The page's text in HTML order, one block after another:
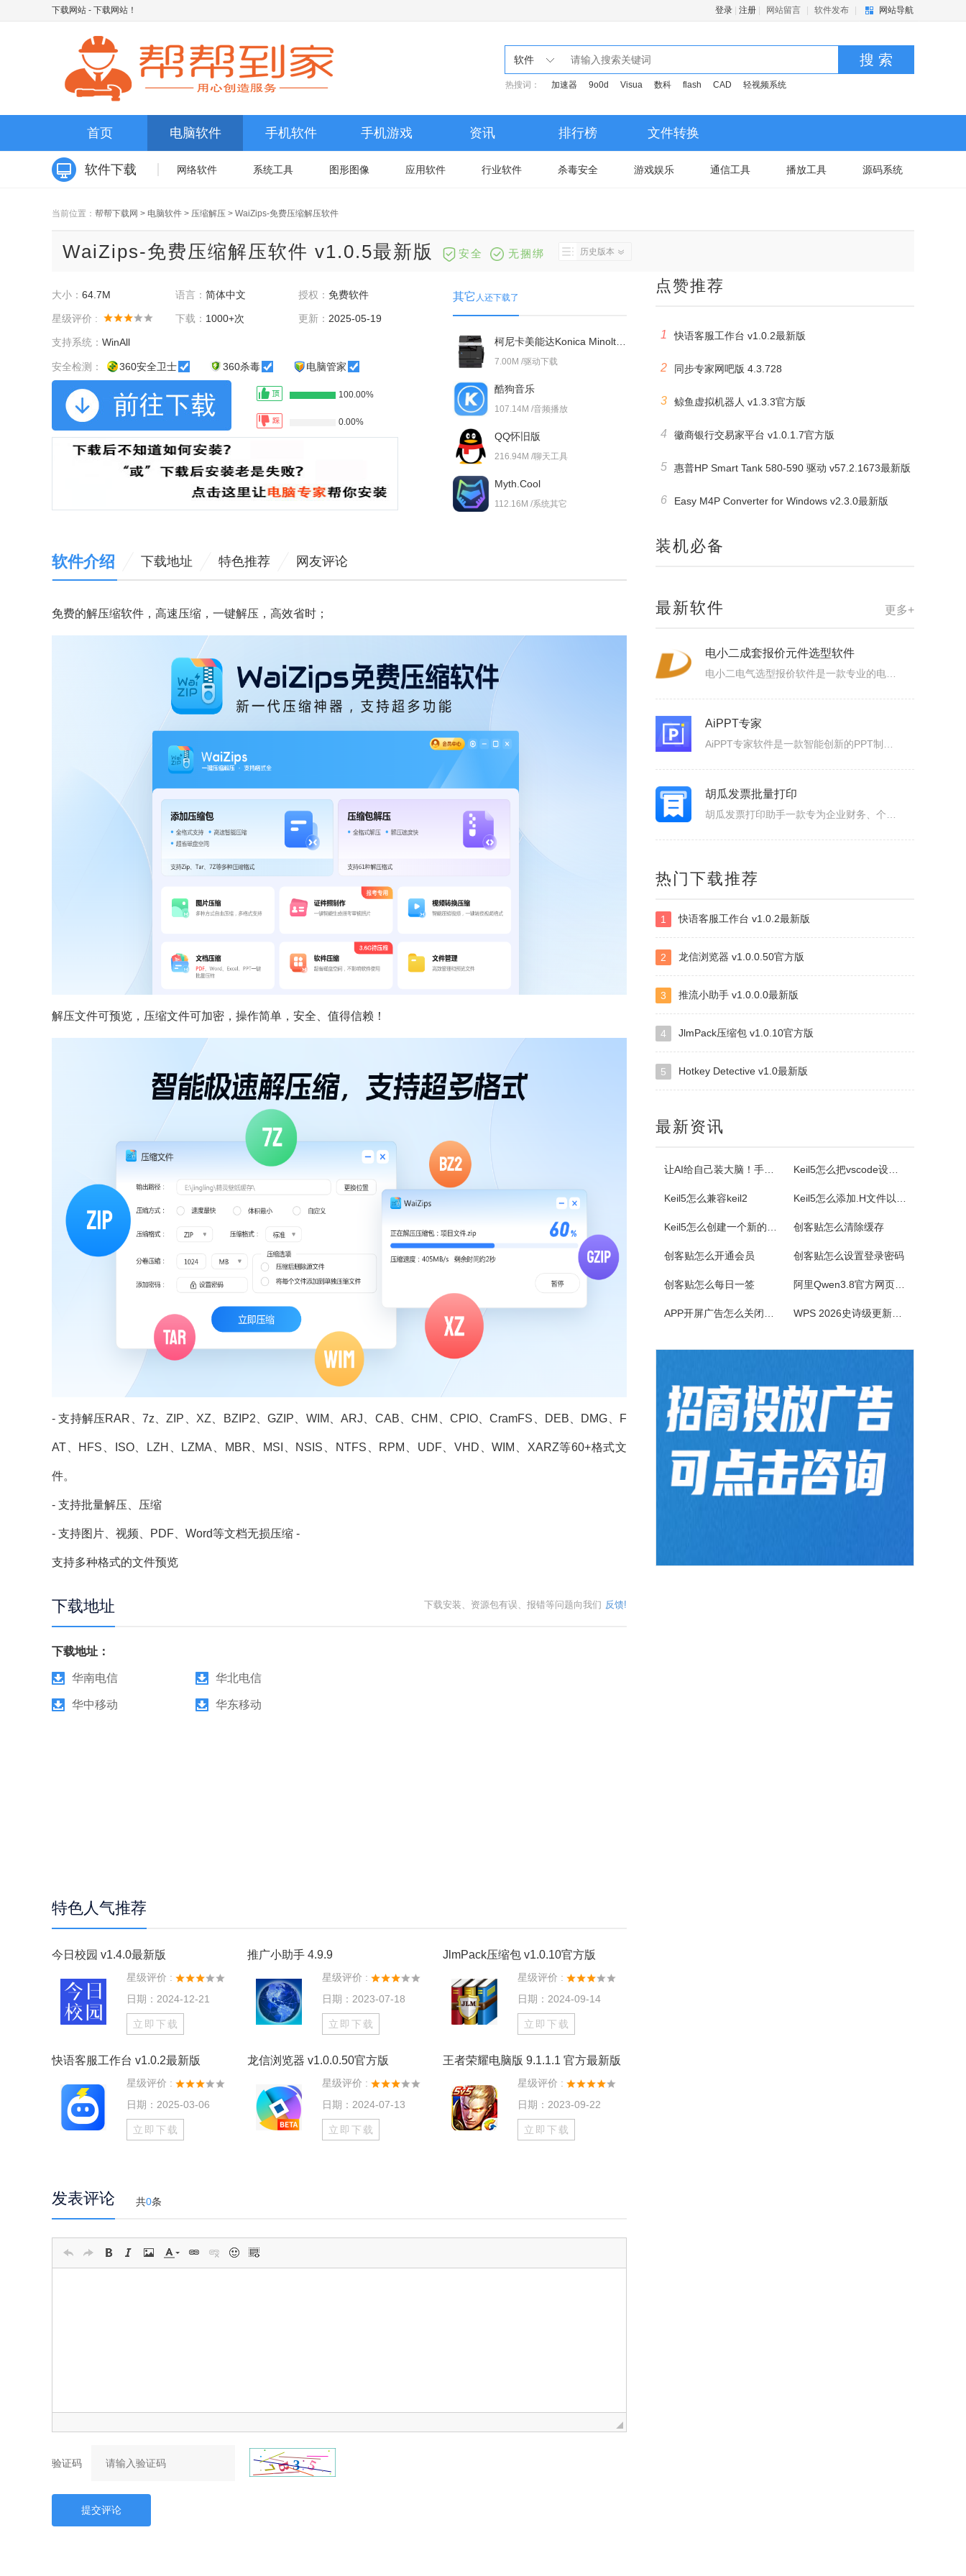
下载网站 - 下载网站！ 登录 注册 网站留言 软件发布 网站导航
软件 搜 索
热搜词： 加速器 9o0d Visua 数科 flash CAD 轻视频系统
首页 电脑软件 手机软件 手机游戏 资讯 排行榜 文件转换
软件下载 网络软件 系统工具 图形图像 应用软件 行业软件 杀毒安全 游戏娱乐 通信工具 播放工具 源码系统
当前位置： 帮帮下载网 > 电脑软件 > 压缩解压 > WaiZips-免费压缩解压软件
WaiZips-免费压缩解压软件 v1.0.5最新版 安全 无捆绑 历史版本
大小： 64.7M 语言： 简体中文 授权：免费软件
星级评价 : 下载： 1000+次 更新： 2025-05-19
支持系统： WinAll
安全检测： 360安全卫士 360杀毒 电脑管家
100.00%
0.00%
其它 人还下载了
7.00M /驱动下载
酷狗音乐
107.14M /音频播放
QQ怀旧版
216.94M /聊天工具
Myth.Cool
112.16M /系统其它
软件介绍 下载地址 特色推荐 网友评论
免费的解压缩软件，高速压缩，一键解压，高效省时；
解压文件可预览，压缩文件可加密，操作简单，安全、值得信赖！
- 支持解压RAR、7z、ZIP、XZ、BZIP2、GZIP、WIM、ARJ、CAB、CHM、CPIO、CramFS、DEB、DMG、F
AT、HFS、ISO、LZH、LZMA、MBR、MSI、NSIS、NTFS、RPM、UDF、VHD、WIM、XARZ等60+格式文
件。
- 支持批量解压、压缩
- 支持图片、视频、PDF、Word等文档无损压缩 -
支持多种格式的文件预览
下载地址 下载安装、资源包有误、报错等问题向我们 反馈!
下载地址：
华南电信 华北电信
华中移动 华东移动
特色人气推荐
今日校园 v1.4.0最新版
星级评价 :
日期：2024-12-21
立即下载
推广小助手 4.9.9
星级评价 :
日期：2023-07-18
立即下载
JlmPack压缩包 v1.0.10官方版
星级评价 :
日期：2024-09-14
立即下载
快语客服工作台 v1.0.2最新版
星级评价 :
日期：2025-03-06
立即下载
龙信浏览器 v1.0.0.50官方版
星级评价 :
日期：2024-07-13
立即下载
王者荣耀电脑版 9.1.1.1 官方最新版
星级评价 :
日期：2023-09-22
立即下载
发表评论 共0条
验证码
提交评论
点赞推荐
1 快语客服工作台 v1.0.2最新版
2 同步专家网吧版 4.3.728
3 鲸鱼虚拟机器人 v1.3.3官方版
4 徽商银行交易家平台 v1.0.1.7官方版
5 惠普HP Smart Tank 580-590 驱动 v57.2.1673最新版
6 Easy M4P Converter for Windows v2.3.0最新版
装机必备
更多+
最新软件
电小二成套报价元件选型软件
AiPPT专家
胡瓜发票批量打印
博微电力建设工程计价通E2
Selteco Menu Maker
通过软件可以建设网站，顶级域名2级域名全都一键生成。
Property Cube
热门下载推荐
1 快语客服工作台 v1.0.2最新版
2 龙信浏览器 v1.0.0.50官方版
3 推流小助手 v1.0.0.0最新版
4 JlmPack压缩包 v1.0.10官方版
5 Hotkey Detective v1.0最新版
最新资讯
让AI给自己装大脑！手把手教你学会安装使用Agent Skill Keil5怎么把vscode设置外部编辑器
Keil5怎么兼容keil2 Keil5怎么添加.H文件以及Keil5添加.H文件的方法
Keil5怎么创建一个新的51单片机项目 创客贴怎么清除缓存
创客贴怎么开通会员 创客贴怎么设置登录密码
创客贴怎么每日一签 阿里Qwen3.8官方网页版入口
APP开屏广告怎么关闭？3招彻底关闭跳转 WPS 2026史诗级更新！重构存储管理，深度融合AI应用